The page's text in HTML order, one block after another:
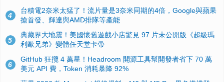
4
台積電2奈米太猛了！流片量是3奈米同期的4倍，Google與蘋果
搶首發、輝達與AMD排隊等產能
5
典藏界大地震！美國懷舊遊戲小店驚見 97 片未公開版《超級瑪
利歐兄弟》變體任天堂卡帶
6
GitHub 狂攬 4 萬星！Headroom 開源工具幫開發者省下 70 萬
美元 API 費，Token 消耗暴降 92%